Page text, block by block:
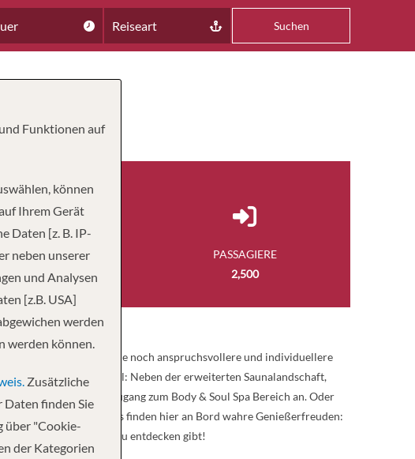
Reiseart Suchen
LÄNGE
830 FUSS
PASSAGIERE
2,500
Konzept, das Ihnen eine noch anspruchsvollere und individuellere
im japanischem Stil: Neben der erweiterten Saunalandschaft,
mit direktem Zugang zum Body & Soul Spa Bereich an. Oder
genussvollen Gaumens finden hier an Bord wahre Genießerfreuden:
es alles Spannendes zu entdecken gibt!
Funktionen auf
können
Ihrem Gerät
Daten [z. B. IP-
neben unserer
und Analysen
[z.B. USA]
werden
werden können.
Zusätzliche
finden Sie
über "Cookie-
der Kategorien